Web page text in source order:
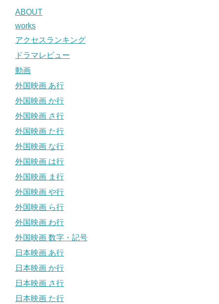
ABOUT
works
アクセスランキング
ドラマレビュー
動画
外国映画 あ行
外国映画 か行
外国映画 さ行
外国映画 た行
外国映画 な行
外国映画 は行
外国映画 ま行
外国映画 や行
外国映画 ら行
外国映画 わ行
外国映画 数字・記号
日本映画 あ行
日本映画 か行
日本映画 さ行
日本映画 た行